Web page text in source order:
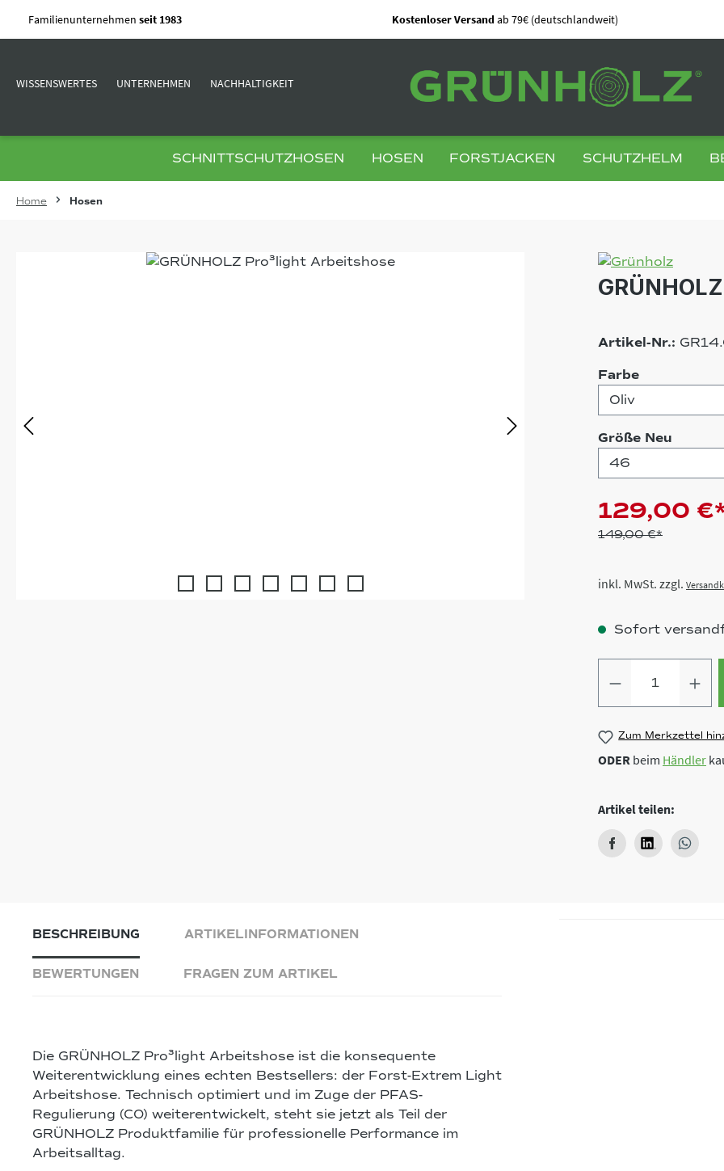
Hauptinhalt springen
Zur Suche springen
Zur Hauptnavigation springen
Familienunternehmen seit 1983 Kostenloser Versandab 79€ (deutschlandweit)
WISSENSWERTES UNTERNEHMEN NACHHALTIGKEIT
SCHNITTSCHUTZHOSEN HOSEN FORSTJACKEN SCHUTZHELM
Home Hosen
Bildergalerie überspringen
Artikel-Nr.:
Farbeauswählen
Größe Neu
129,00
149,00 €*
inkl. MwSt. zzgl.
Sofort
Produkt
Zum Merkzettel
ODER beim Händler
Artikel teilen:
BESCHREIBUNG ARTIKELINFORMATIONEN
BEWERTUNGEN FRAGEN ZUM ARTIKEL
Die GRÜNHOLZ Pro³light Arbeitshose ist die konsequente
Weiterentwicklung eines echten Bestsellers: der Forst-Extrem Light
Arbeitshose. Technisch optimiert und im Zuge der PFAS-
Regulierung (C0) weiterentwickelt, steht sie jetzt als Teil der
GRÜNHOLZ Produktfamilie für professionelle Performance im
Arbeitsalltag.